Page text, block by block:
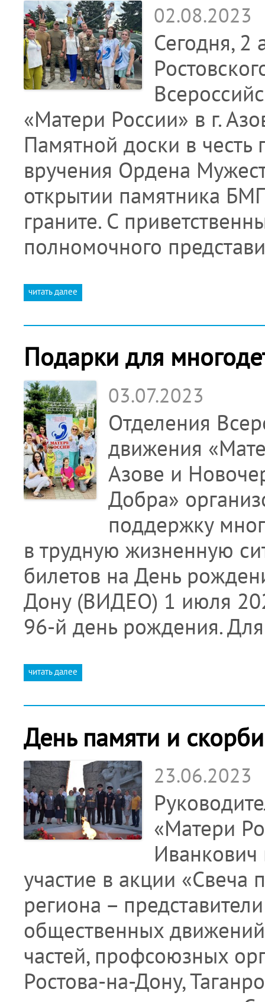
02.08.2023
Сегодня, 2
«Матери России» в г.
Памятной доски в
вручения Ордена
открытии памятника
граните. С
полномочного
читать далее
Подарки для
03.07.2023
Отделения
движения
Азове и
Добра»
поддержку
в трудную жизненную
билетов на День
Дону (ВИДЕО) 1 июля
96-й день рождения.
читать далее
День памяти и
23.06.2023
«Матери
участие в акции «Свеча
региона –
общественных
частей, профсоюзных
Ростова-на-Дону,